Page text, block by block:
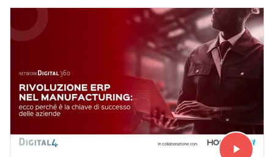
Vedi subito
play_arrow